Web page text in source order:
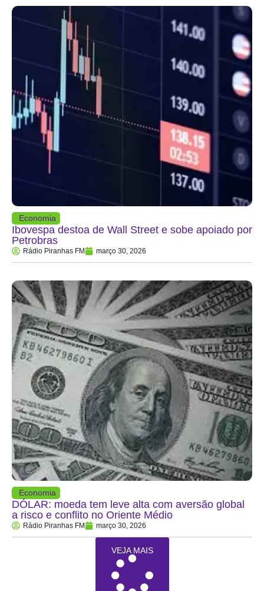
Economia
Ibovespa destoa de Wall Street e sobe apoiado por
Petrobras
Rádio Piranhas FM março 30, 2026
Economia
DÓLAR: moeda tem leve alta com aversão global
a risco e conflito no Oriente Médio
Rádio Piranhas FM março 30, 2026
VEJA MAIS